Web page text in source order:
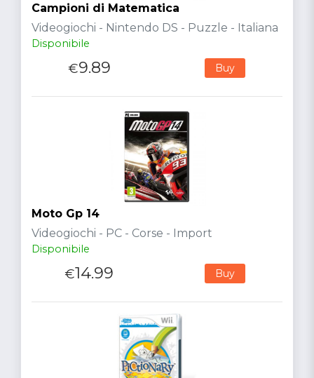
Campioni di Matematica
Videogiochi - Nintendo DS - Puzzle - Italiana
Disponibile
€9.89 Buy
Moto Gp 14
Videogiochi - PC - Corse - Import
Disponibile
€14.99 Buy